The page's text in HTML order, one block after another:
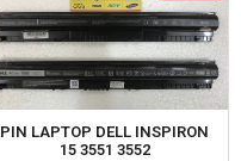
PIN LAPTOP DELL INSPIRON
15 3551 3552